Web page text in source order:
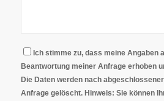
Ich stimme zu, dass meine Angaben
Beantwortung meiner Anfrage erhoben
Die Daten werden nach
Anfrage gelöscht. Hinweis: Sie können Ihre Einwilligung jederzeit